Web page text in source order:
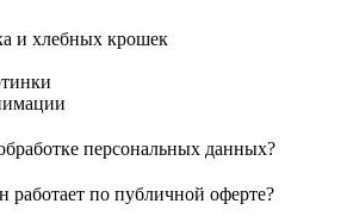
и хлебных крошек
персональных данных?
работает по публичной оферте?